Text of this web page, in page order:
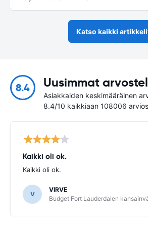
Katso kaikki
8.4 Uusimmat
Asiakkaiden keskimääräinen
8.4/10 kaikkiaan 108006
Kaikki oli ok.
Kaikki oli ok.
V
VIRVE
Budget Fort Lauderdalen